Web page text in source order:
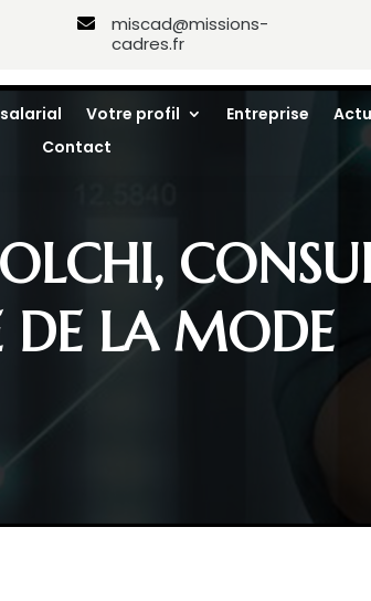

miscad@missions-
cadres.fr
Votre profil Entreprise
Contact
DE LA MODE